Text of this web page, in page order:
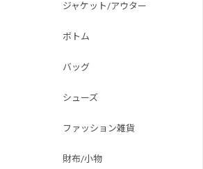
ジャケット/アウター
ボトム
バッグ
シューズ
ファッション雑貨
財布/小物
THE DUFFER OF ST.GEORGE